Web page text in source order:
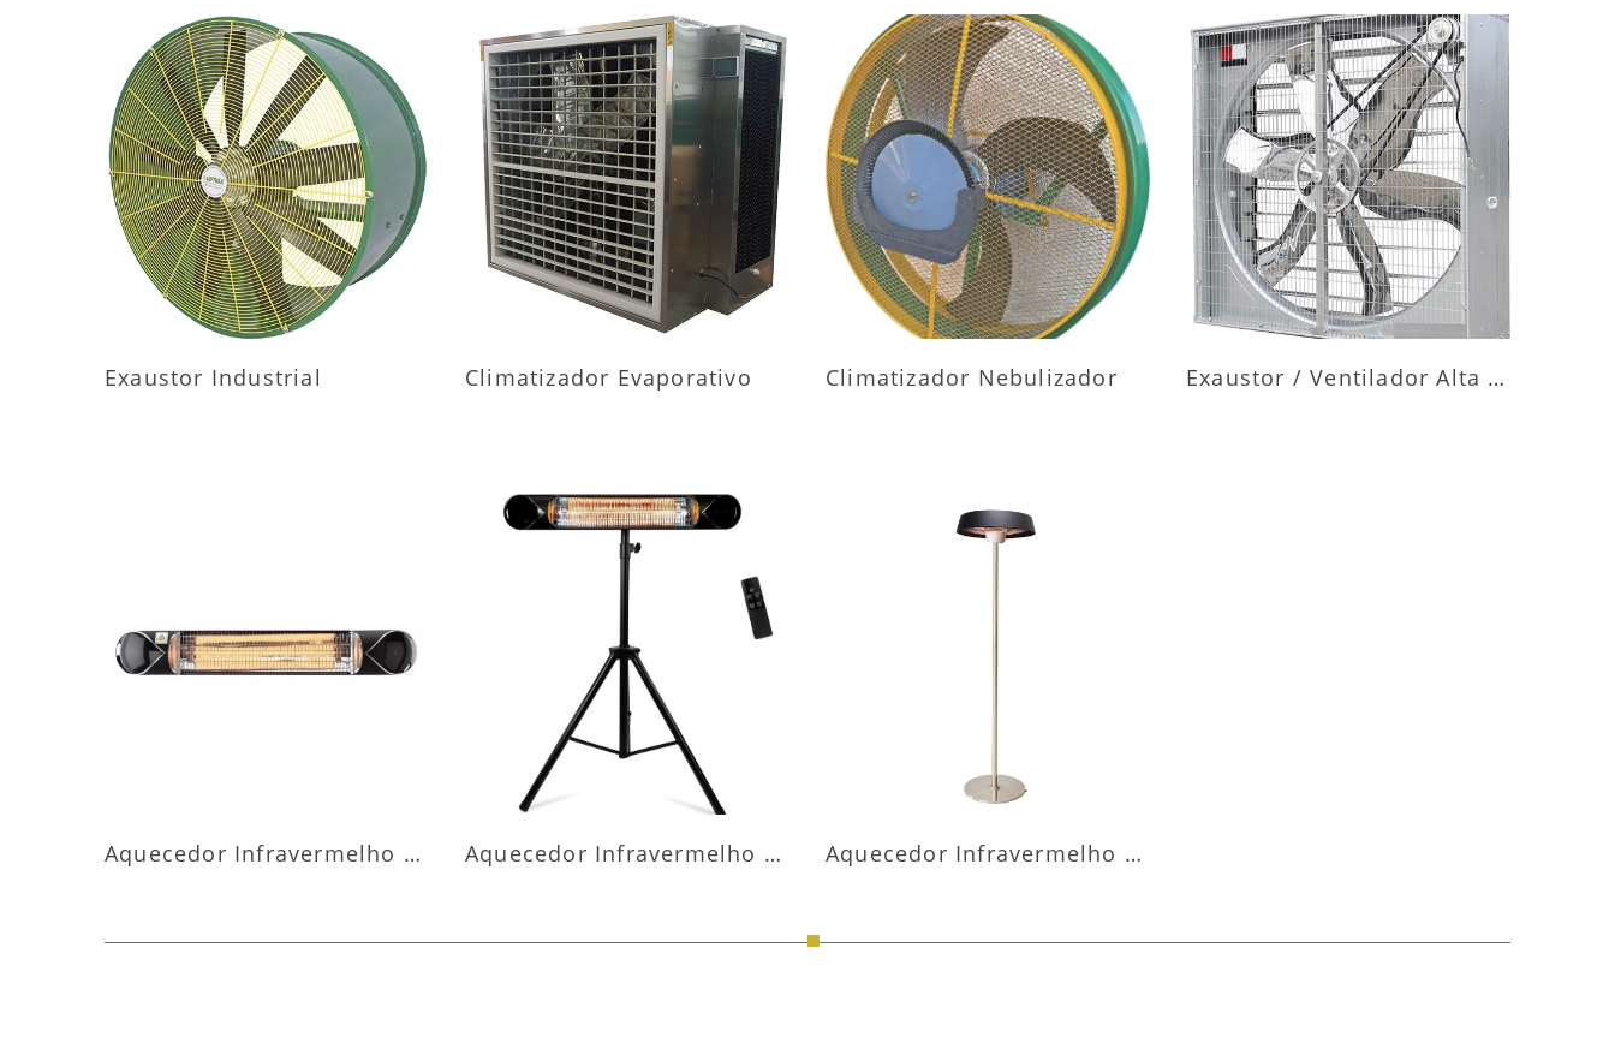
MAIS INFORMAÇÕES
Exaustor Industrial
MAIS INFORMAÇÕES
Climatizador Evaporativo
MAIS INFORMAÇÕES
Climatizador Nebulizador
MAIS INFORMAÇÕES
Exaustor / Ventilador Alta Vazão
MAIS INFORMAÇÕES
Aquecedor Infravermelho Parede
MAIS INFORMAÇÕES
Aquecedor Infravermelho Pedestal Aquecedor Infravermelho Pedestal Luft-20000